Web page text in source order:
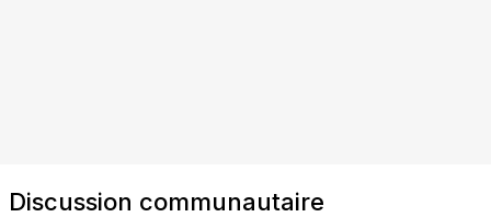
Discussion communautaire